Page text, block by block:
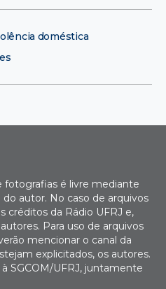
doméstica
fotografias é livre mediante
autor. No caso de arquivos
créditos da Rádio UFRJ e,
Para uso de arquivos
mencionar o canal da
explicitados, os autores.
SGCOM/UFRJ, juntamente